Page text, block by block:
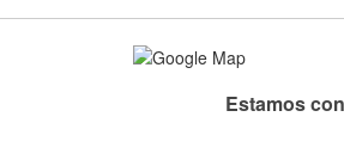
Estamos